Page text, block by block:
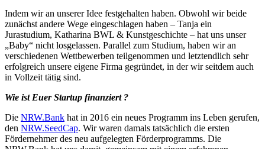
Indem wir an unserer Idee festgehalten haben. Obwohl wir beide
zunächst andere Wege eingeschlagen haben – Tanja ein
Jurastudium, Katharina BWL & Kunstgeschichte – hat uns unser
„Baby“ nicht losgelassen. Parallel zum Studium, haben wir an
verschiedenen Wettbewerben teilgenommen und letztendlich sehr
erfolgreich unsere eigene Firma gegründet, in der wir seitdem auch
in Vollzeit tätig sind.
Wie ist Euer Startup finanziert ?
Die NRW.Bank hat in 2016 ein neues Programm ins Leben gerufen,
den NRW.SeedCap. Wir waren damals tatsächlich die ersten
Fördernehmer des neu aufgelegten Förderprogramms. Die